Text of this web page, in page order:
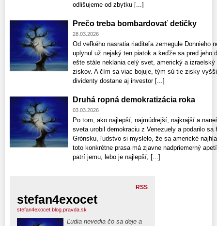
odlišujeme od zbytku [...]
Prečo treba bombardovať detičky
28.03.2026
Od veľkého nasratia riaditeľa zemegule Donnieho
uplynul už nejaký ten piatok a keďže sa pred jeho
ešte stále neklania celý svet, americký a
ziskov. A čím sa viac bojuje, tým sú tie zisky
dividenty dostane aj investor [...]
Druhá ropná demokratizácia roka
03.03.2026
Po tom, ako najlepší, najmúdrejší, najkrajší a
sveta urobil demokraciu z Venezuely a podarilo
Grónsku, ľudstvo si myslelo, že sa americké
toto konkrétne prasa má zjavne nadpriemerný
patrí jemu, lebo je najlepší, [...]
RSS
stefan4exocet
stefan4exocet.blog.pravda.sk
Ľudia nevedia čo sa deje a